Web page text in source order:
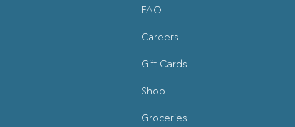
FAQ
Careers
Gift Cards
Shop
Groceries